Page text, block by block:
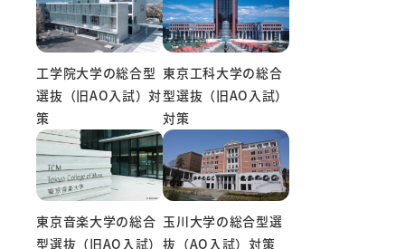
工学院大学の総合型
選抜（旧AO入試）対
策
東京工科大学の総合
型選抜（旧AO入試）
対策
東京音楽大学の総合
型選抜（旧AO入試）
玉川大学の総合型選
抜（AO入試）対策